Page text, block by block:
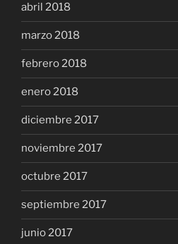
abril 2018
marzo 2018
febrero 2018
enero 2018
diciembre 2017
noviembre 2017
octubre 2017
septiembre 2017
junio 2017